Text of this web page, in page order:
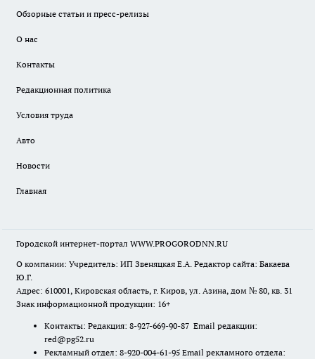
Обзорные статьи и пресс-релизы
О нас
Контакты
Редакционная политика
Условия труда
Авто
Новости
Главная
Городской интернет-портал WWW.PROGORODNN.RU
О компании: Учредитель: ИП Звеняцкая Е.А. Редактор сайта: Бакаева
Ю.Г.
Адрес: 610001, Кировская область, г. Киров, ул. Азина, дом № 80, кв. 31
Знак информационной продукции: 16+
Контакты: Редакция: 8-927-669-90-87 Email редакции:
red@pg52.ru
Рекламный отдел: 8-920-004-61-95 Email рекламного отдела: